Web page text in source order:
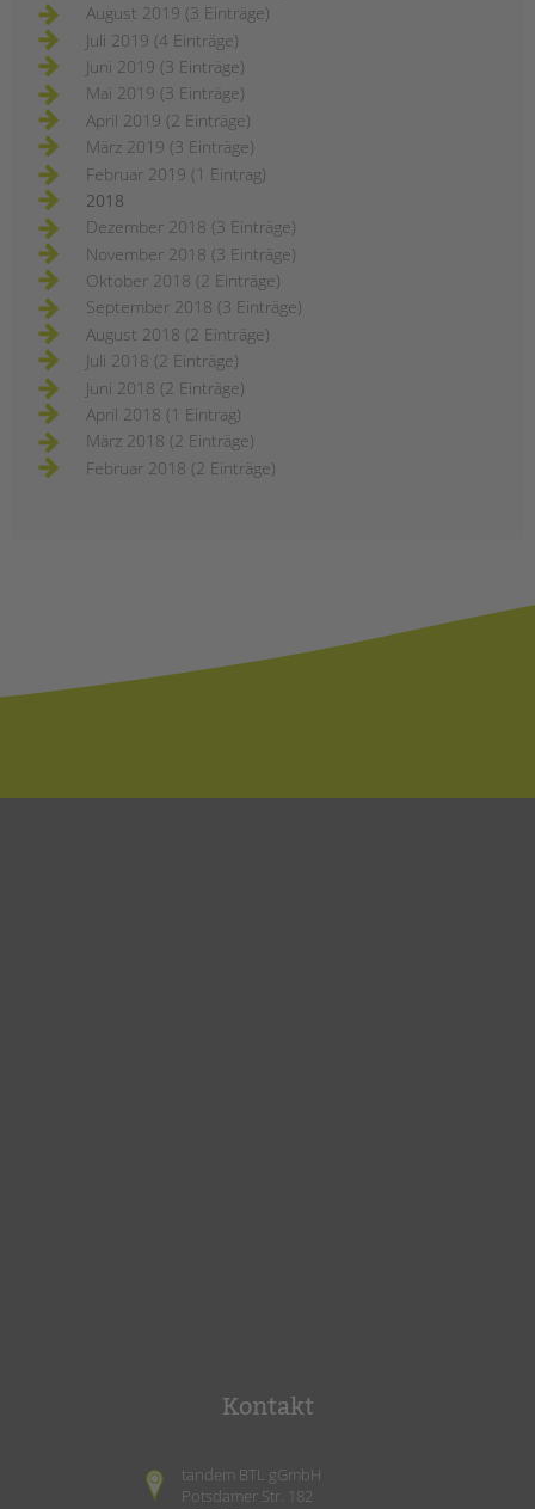
August 2019 (3 Einträge)
Juli 2019 (4 Einträge)
Juni 2019 (3 Einträge)
Mai 2019 (3 Einträge)
April 2019 (2 Einträge)
März 2019 (3 Einträge)
Februar 2019 (1 Eintrag)
2018
Dezember 2018 (3 Einträge)
November 2018 (3 Einträge)
Oktober 2018 (2 Einträge)
September 2018 (3 Einträge)
August 2018 (2 Einträge)
Juli 2018 (2 Einträge)
Juni 2018 (2 Einträge)
April 2018 (1 Eintrag)
März 2018 (2 Einträge)
Februar 2018 (2 Einträge)
Kontakt
tandem BTL gGmbH
Potsdamer Str. 182